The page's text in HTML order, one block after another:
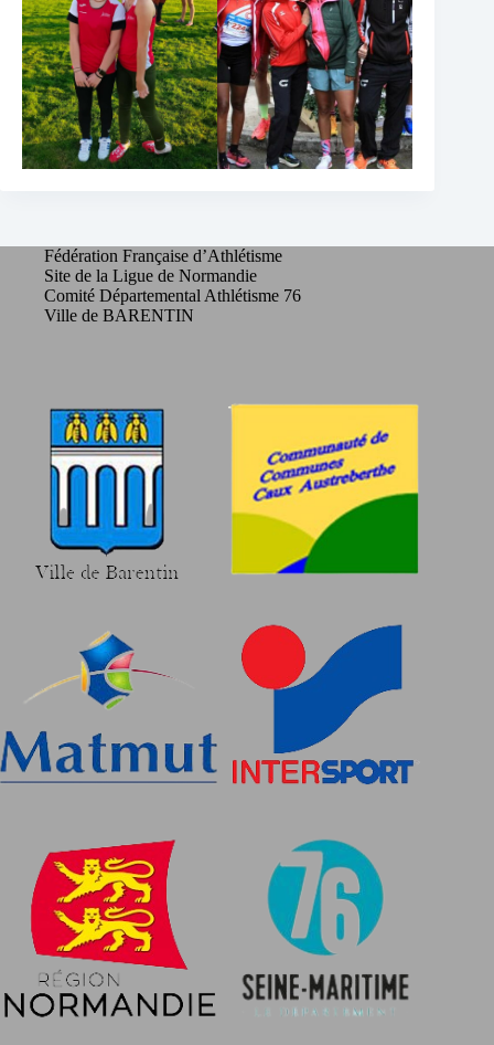
Fédération Française d’Athlétisme
Site de la Ligue de Normandie
Comité Départemental Athlétisme 76
Ville de BARENTIN